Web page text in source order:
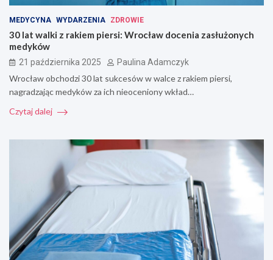
MEDYCYNA WYDARZENIA ZDROWIE
30 lat walki z rakiem piersi: Wrocław docenia zasłużonych
medyków
21 października 2025 Paulina Adamczyk
Wrocław obchodzi 30 lat sukcesów w walce z rakiem piersi,
nagradzając medyków za ich nieoceniony wkład…
Czytaj dalej